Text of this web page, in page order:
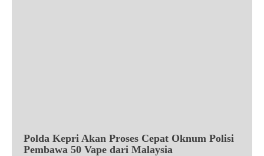
Polda Kepri Akan Proses Cepat Oknum Polisi
Pembawa 50 Vape dari Malaysia